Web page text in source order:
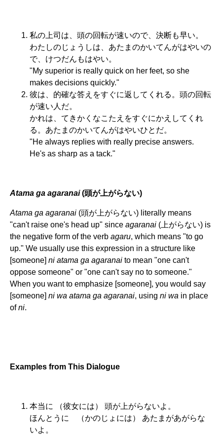
私の上司は、頭の回転が速いので、決断も早い。
わたしのじょうしは、あたまのかいてんがはやいの
で、けつだんもはやい。
"My superior is really quick on her feet, so she
makes decisions quickly."
彼は、的確な答えをすぐに返してくれる。頭の回転
が速い人だ。
かれは、てきかくなこたえをすぐにかえしてくれ
る。あたまのかいてんがはやいひとだ。
"He always replies with really precise answers.
He's as sharp as a tack."
Atama ga agaranai(頭が上がらない)
Atama ga agaranai (頭が上がらない) literally means
"can't raise one's head up" since agaranai (上がらない) is
the negative form of the verb agaru, which means "to go
up." We usually use this expression in a structure like
[someone] ni atama ga agaranai to mean "one can't
oppose someone" or "one can't say no to someone."
When you want to emphasize [someone], you would say
[someone] ni wa atama ga agaranai, using ni wa in place
ofni.
Examples from This Dialogue
本当に （彼女には） 頭が上がらないよ。
ほんとうに （かのじょには） あたまがあがらな
いよ。